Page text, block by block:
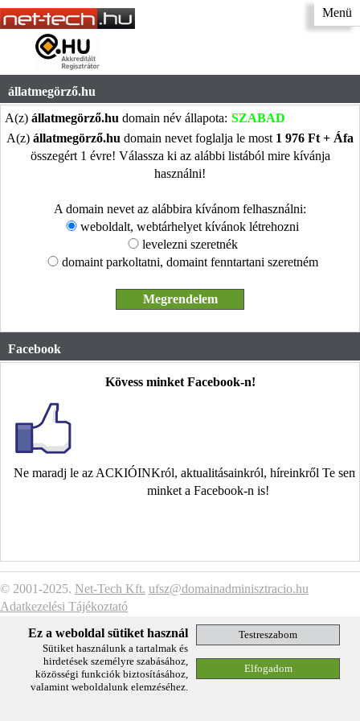
Menü
állatmegörző.hu
A(z) állatmegörző.hu domain név állapota: SZABAD
A(z) állatmegörző.hu domain nevet foglalja le most 1 976 Ft + Áfa
összegért 1 évre! Válassza ki az alábbi listából mire kívánja
használni!
A domain nevet az alábbira kívánom felhasználni:
weboldalt, webtárhelyet kívánok létrehozni
levelezni szeretnék
domaint parkoltatni, domaint fenntartani szeretném
Facebook
Kövess minket Facebook-n!
Ne maradj le az ACKIÓINKról, aktualitásainkról, híreinkről Te
minket a Facebook-n is!
© 2001-2025. Net-Tech Kft. ufsz@domainadminisztracio.hu
Adatkezelési Tájékoztató
Ez a weboldal sütiket használ
Sütiket használunk a tartalmak és
hirdetések személyre szabásához,
közösségi funkciók biztosításához,
valamint weboldalunk elemzéséhez.